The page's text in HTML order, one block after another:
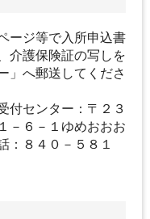
ージ等で入所申込書
介護保険証の写しを
」へ郵送してくださ
付センター：〒２３
－６－１ゆめおおお
：８４０－５８１